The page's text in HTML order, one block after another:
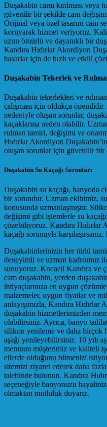
Duşakabin camı kırılması veya
güvenilir bir şekilde cam
Orijinal veya özel tasarım cam
koruyarak hizmet veriyoruz.
uzun ömürlü ve dayanıklı bir
Kandıra Hıdırlar Akordiyon
hasarlar için de hızlı ve etkili
Duşakabin Tekerlek ve
Duşakabin tekerlekleri ve
çalışması için oldukça
nedeniyle oluşan sorunlar,
kaçaklarına neden olabilir.
rulman tamiri, değişimi ve
Hıdırlar Akordiyon
oluşan sorunlar için güvenilir bir
Duşakabin Su Kaçağı Sorunları
Duşakabin su kaçağı, banyoda
bir sorundur. Uzman ekibimiz, su
konusunda uzmanlaşmıştır.
değişimi gibi işlemlerle su kaçağı
çözebiliyoruz. Kandıra Hıdırlar
kaçağı sorunuyla
Duşakabinlerinizin her türlü
deneyimli ve uzman kadromuz
sunuyoruz. Kocaeli Kandıra ve
cam duşakabin, yerden
ihtiyaçlarınıza en uygun
malzemeler, uygun fiyatlar ve
anlayışımızla, Kandıra
duşakabin hizmetlerimizden
olabilirsiniz. Ayrıca, banyo
silikon yenileme ve daha birçok
aşağı yenileyebilirsiniz. 10 yılı
memnun müşterimiz ve kaliteli
ellerde olduğunu bilmenizi
sitemizi ziyaret ederek daha
talebinde bulunun. Kandıra
seçeneğiyle banyonuzu
olmaktan mutluluk duyarız.